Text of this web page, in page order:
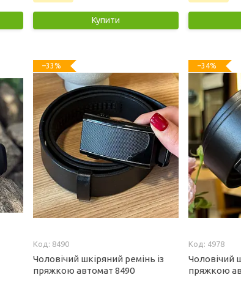
Купити
–33%
8490
Чоловічий шкіряний ремінь із
пряжкою автомат 8490
–34%
4978
Чоловічий
пряжкою